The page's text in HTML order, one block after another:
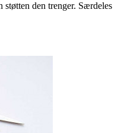
støtten den trenger. Særdeles